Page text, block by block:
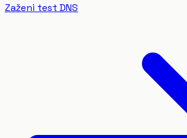
Zaženi test DNS